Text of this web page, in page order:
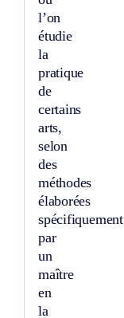
l’on
étudie
la
pratique
de
certains
arts,
selon
des
méthodes
élaborées
spécifiquement
par
un
maître
en
la